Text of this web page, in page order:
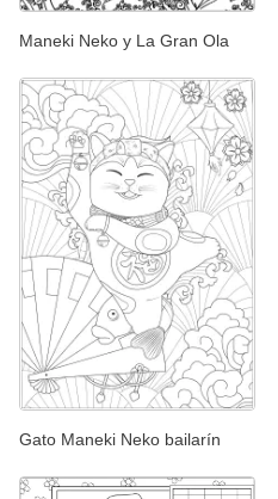
Maneki Neko y La Gran Ola
Gato Maneki Neko bailarín